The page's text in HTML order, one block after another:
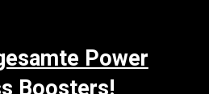
Power
Boosters!